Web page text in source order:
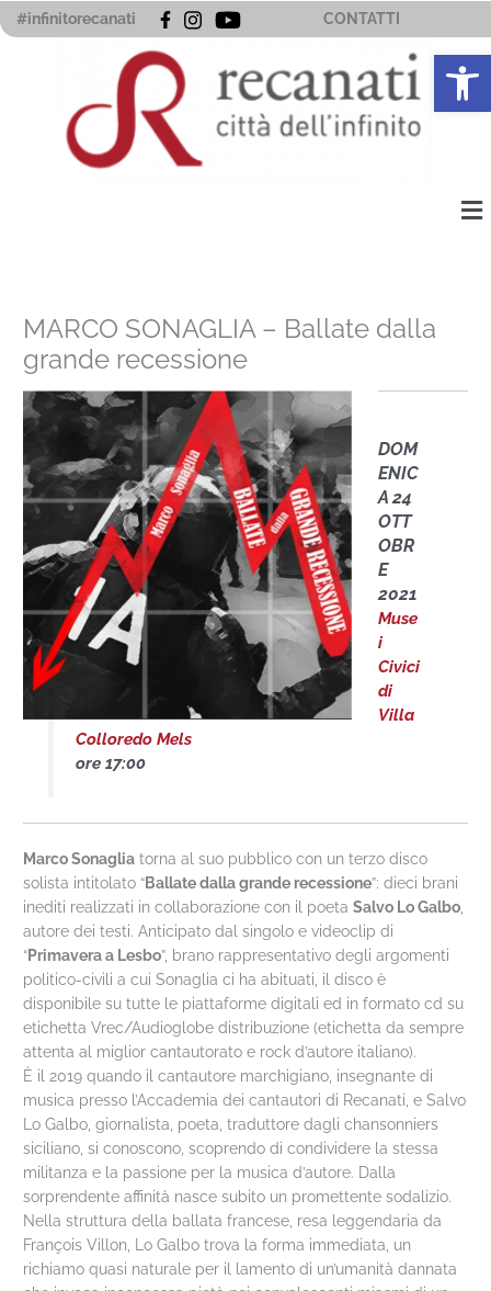
Vai
al
#infinitorecanati CONTATTI
MARCO SONAGLIA – Ballate dalla
grande recessione
DOM
ENIC
A 24
OTT
OBR
E
2021
Muse
i
Civici
di
Villa
Colloredo Mels
ore 17:00
Marco Sonaglia torna al suo pubblico con un terzo disco
solista intitolato “Ballate dalla grande recessione”: dieci brani
inediti realizzati in collaborazione con il poetaSalvo Lo Galbo
autore dei testi. Anticipato dal singolo e videoclip di
“Primavera a Lesbo”, brano rappresentativo degli argomenti
politico-civili a cui Sonaglia ci ha abituati, il disco è
disponibile su tutte le piattaforme digitali ed in formato cd su
etichetta Vrec/Audioglobe distribuzione (etichetta da sempre
attenta al miglior cantautorato e rock d’autore italiano).
È il 2019 quando il cantautore marchigiano, insegnante di
musica presso l’Accademia dei cantautori di Recanati, e Salvo
Lo Galbo, giornalista, poeta, traduttore dagli chansonniers
siciliano, si conoscono, scoprendo di condividere la stessa
militanza e la passione per la musica d’autore. Dalla
sorprendente affinità nasce subito un promettente sodalizio.
Nella struttura della ballata francese, resa leggendaria da
François Villon, Lo Galbo trova la forma immediata, un
richiamo quasi naturale per il lamento di un’umanità dannata
Apri la